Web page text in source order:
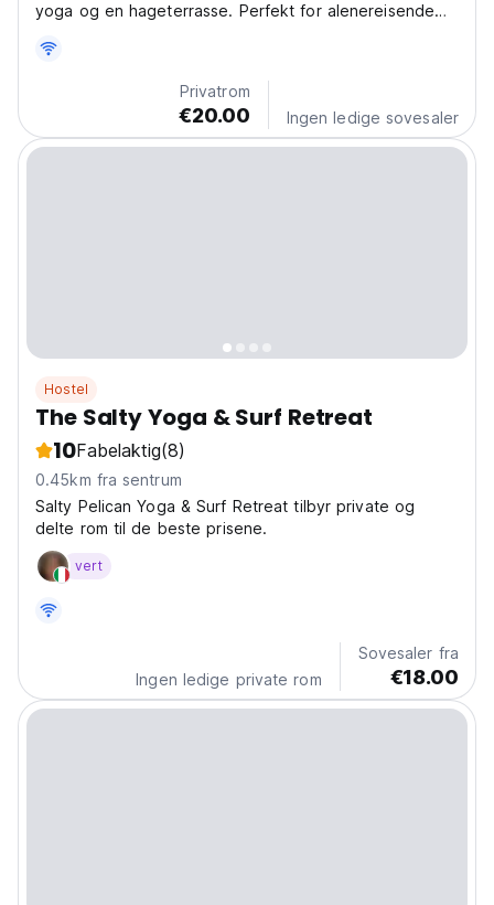
yoga og en hageterrasse. Perfekt for alenereisende
from original language)
Privatrom
€20.00 Ingen ledige sovesaler
Hostel
The Salty Yoga & Surf Retreat
10Fabelaktig(8)
0.45km fra sentrum
Salty Pelican Yoga & Surf Retreat tilbyr private og
delte rom til de beste prisene.
vert
Ingen ledige private rom
Sovesaler fra
€18.00